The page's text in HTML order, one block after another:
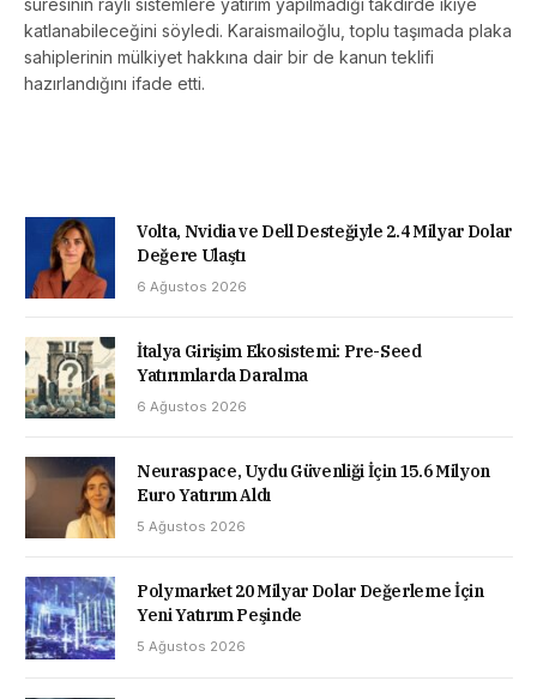
katlanabileceğini söyledi. Karaismailoğlu, toplu taşımada plaka
sahiplerinin mülkiyet hakkına dair bir de kanun teklifi
hazırlandığını ifade etti.
Volta, Nvidia ve Dell Desteğiyle 2.4 Milyar Dolar
Değere Ulaştı
6 Ağustos 2026
İtalya Girişim Ekosistemi: Pre-Seed
Yatırımlarda Daralma
6 Ağustos 2026
Neuraspace, Uydu Güvenliği İçin 15.6 Milyon
Euro Yatırım Aldı
5 Ağustos 2026
Polymarket 20 Milyar Dolar Değerleme İçin
Yeni Yatırım Peşinde
5 Ağustos 2026